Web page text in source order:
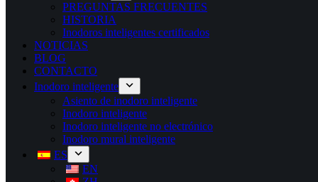
PREGUNTAS FRECUENTES
HISTORIA
Inodoros inteligentes certificados
NOTICIAS
BLOG
CONTACTO
Inodoro inteligente
Asiento de inodoro inteligente
Inodoro inteligente
Inodoro inteligente no electrónico
Inodoro mural inteligente
ES
EN